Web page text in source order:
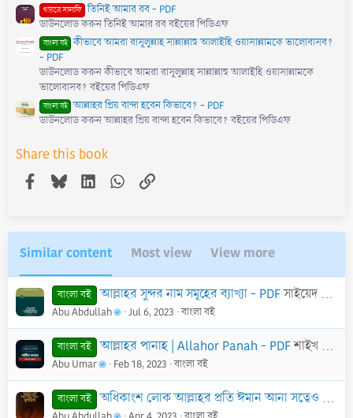
গায়রে সালাফি তিনিই আমার রব - PDF
ডাউনলোড করুন তিনিই আমার রব বইয়ের পিডিএফ
বাংলা বই কীভাবে আমরা রাসূলুল্লাহ সাল্লাল্লাহু আলাইহি ওয়াসাল্লামকে ভালোবাসব?
- PDF
ডাউনলোড করুন কীভাবে আমরা রাসূলুল্লাহ সাল্লাল্লাহু আলাইহি ওয়াসাল্লামকে
ভালোবাসব? বইয়ের পিডিএফ
বাংলা বই আল্লাহর প্রিয় বান্দা হবেন কিভাবে? - PDF
ডাউনলোড করুন আল্লাহর প্রিয় বান্দা হবেন কিভাবে? বইয়ের পিডিএফ
Share this book
Facebook
BlueskyLinkedInWhatsApp
Link
Similar content Most view View more
বাংলা বই আল্লাহর সুন্দর নাম সমূহের ব্যাখ্যা - PDFসাইয়েদ মুহাম্মদ মোস্তফা আল বাকরী
Abu Abdullah Jul 6, 2023 বাংলা বই
বাংলা বই আল্লাহর পানাহ | Allahor Panah - PDFশাইখ আব্দুল হামীদ আল-ফাইযী আল-মাদানী।
Abu Umar Feb 18, 2023 বাংলা বই
বাংলা বই অধিকাংশ লোক আল্লাহর প্রতি ঈমান আনা সত্বেও মুশরিক - PDF